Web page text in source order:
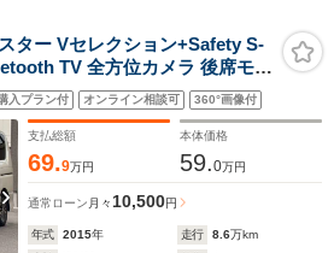
ター Vセレクション+Safety S-
TV 全方位カメラ 後席モニ
クルーズコントロール 衝突被
ー 純正アルミホイール シート
ドアミラー
入プラン付 オンライン相談可 360°画像付
支払総額
69.9万円
本体価格
59.0万円
通常ローン 月々 10,500円
年式 2015年 走行 8.6万km